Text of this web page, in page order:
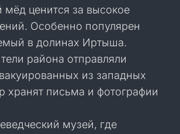
мёд ценится за высокое
Особенно популярен
в долинах Иртыша.
района отправляли
из западных
письма и фотографии
музей, где